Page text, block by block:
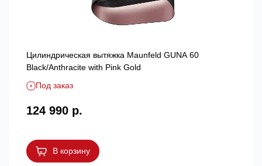
Цилиндрическая вытяжка Maunfeld GUNA 60
Black/Anthracite with Pink Gold
Под заказ
124 990 р.
В корзину